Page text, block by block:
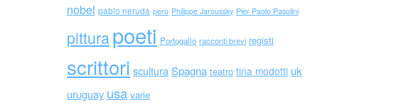
nobel pablo neruda perù Philippe Jaroussky Pier Paolo Pasolini
pitturapoeti Portogallo racconti brevi registi
scrittori scultura Spagna teatro tina modotti uk
uruguay usa varie